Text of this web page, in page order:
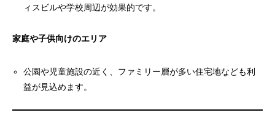
ィスビルや学校周辺が効果的です。
家庭や子供向けのエリア
公園や児童施設の近く、ファミリー層が多い住宅地なども利
益が見込めます。